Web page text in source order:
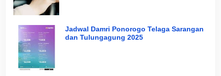
Jadwal Damri Ponorogo Telaga Sarangan
dan Tulungagung 2025